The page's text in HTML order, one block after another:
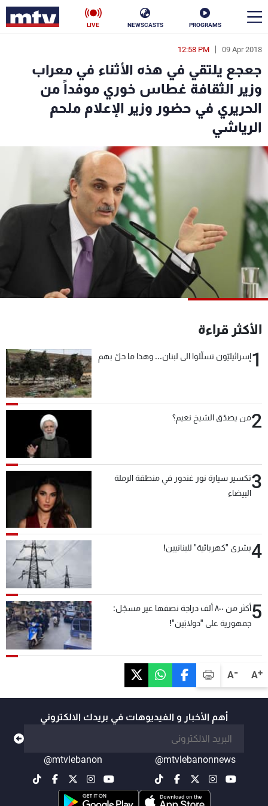
PROGRAMS
NEWSCASTS
LIVE
A+
A-
09 Apr 2018
12:58 PM
جعجع يلتقي في هذه الأثناء في معراب
وزير الثقافة غطاس خوري موفداً من
الحريري في حضور وزير الإعلام ملحم
الرياشي
الأكثر قراءة
1إسرائيليّون تسلّلوا الى لبنان... وهذا ما حلّ بهم
2من يصدّق الشيخ نعيم؟
3تكسير سيارة نور غندور في منطقة الرملة
البيضاء
4بشرى "كهربائية" للبنانيين!
5
أكثر من ٨٠٠ ألف دراجة نصفها غير مسجّل:
جمهورية على "دولابَين"!
أهم الأخبار و الفيديوهات في بريدك الالكتروني
@mtvlebanonnews
@mtvlebanon
en
الأخبار
سياسة ناس
إقتصاد
رياضة
كأس العالم
البرامج
جدول البرامج
شاهد البرامج
الترددات
عن MTV
لاعلاناتكم
شروط الإسـتخدام
سياسة الخصوصية